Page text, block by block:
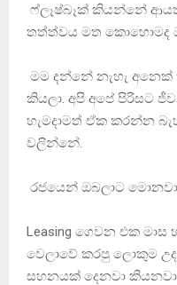
ෆ්ලෑෂ්බෑක් කියන්නේ
තත්ත්වය මත කොහොමද
මම දන්නේ නැහැ
කියලා. අපි අපේ පිරිසට
හැමදාමත් ඒක කරන්න
වලින්නේ.
රජයෙන් ඔබලාට
Leasing ගෙවන එක
වෙලාවේ කරපු ලොකුම
සහනයක් දෙනවා